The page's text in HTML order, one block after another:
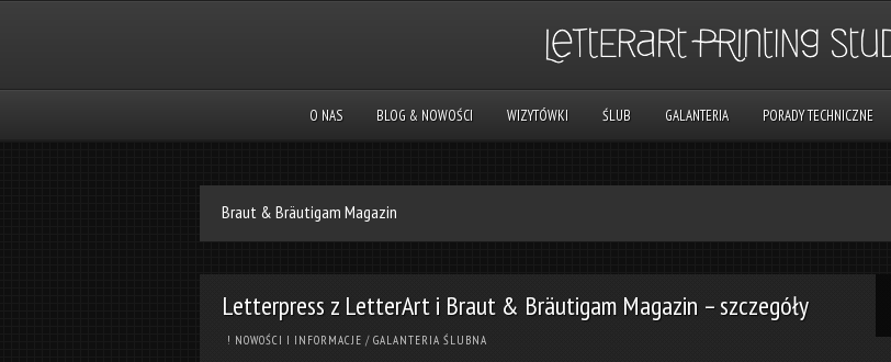
O NAS BLOG & NOWOŚCI WIZYTÓWKI ŚLUB GALANTERIA PORADY TECHNICZNE
Braut & Bräutigam Magazin
Letterpress z LetterArt i Braut & Bräutigam Magazin – szczegóły
! NOWOŚCI I INFORMACJE / GALANTERIA ŚLUBNA